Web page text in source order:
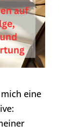
eine